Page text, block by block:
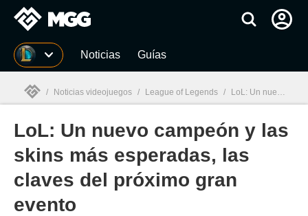
MGG Noticias Guías
MGG
/ Noticias videojuegos / League of Legends / LoL: Un nuevo campeón y las skins más esperadas, las claves del próximo gran evento
LoL: Un nuevo campeón y las
skins más esperadas, las
claves del próximo gran
evento